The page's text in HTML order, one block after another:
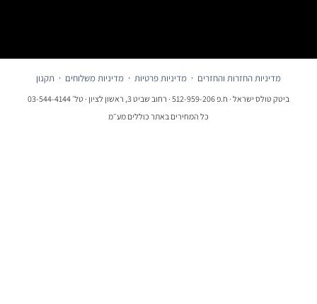
מדיניות החזרות והחזרים ·מדיניות פרטיות·מדיניות משלוחים·תקנון
ביטק טולס ישראל · ח.פ 512-959-206 · רחוב שביט 3, ראשון לציון · טל׳ 03-544-4144
כל המחירים באתר כוללים מע״מ